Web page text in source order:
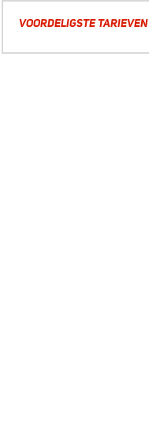
VOORDELIGSTE TARIEVEN